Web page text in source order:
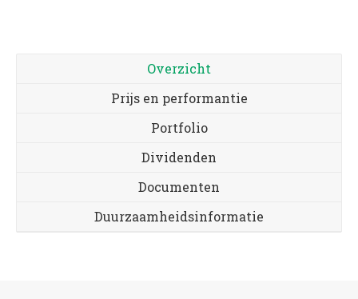
Overzicht
Prijs en performantie
Portfolio
Dividenden
Documenten
Duurzaamheidsinformatie